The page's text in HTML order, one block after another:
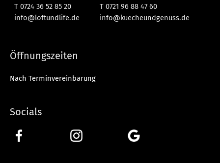
T 0724 36 52 85 20
info@loftundlife.de
T 0721 96 88 47 60
info@kuecheundgenuss.de
Öffnungszeiten
Nach Terminvereinbarung
Socials